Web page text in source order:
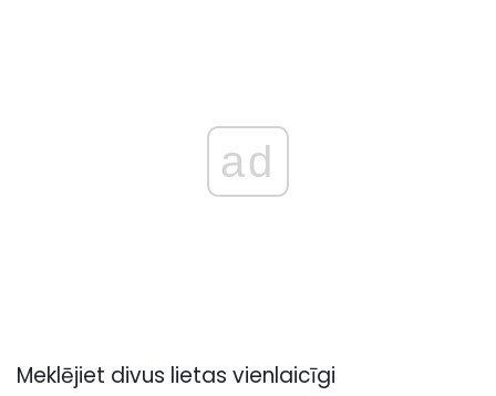
ad
Meklējiet divus lietas vienlaicīgi